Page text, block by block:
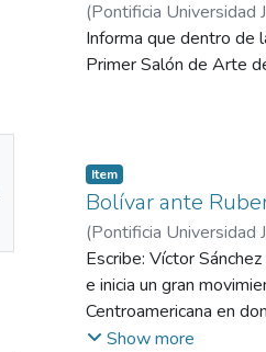
(Pontificia Universidad
Informa que dentro de
Primer Salón de Arte
Item
Bolívar ante
(Pontificia Universidad
Escribe: Víctor
e inicia un gran
Centroamericana en
del himno con música
Show more